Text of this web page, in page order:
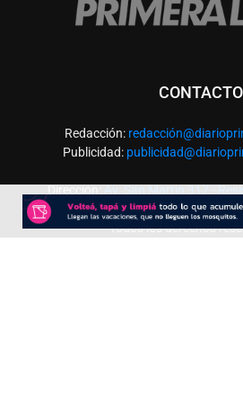
CONTACTO
Redacción: redacció
Publicidad:
Dirección: Av. San Martín 317 -
Todos los derechos